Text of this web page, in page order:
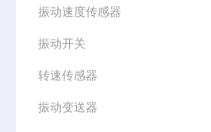
振动速度传感器
振动开关
转速传感器
振动变送器